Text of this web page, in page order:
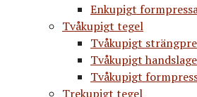
Enkupigt
Tvåkupigt tegel
Tvåkupigt
Tvåkupigt
Tvåkupigt
Trekupigt tegel